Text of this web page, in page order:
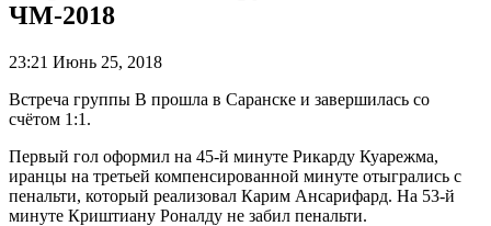
ЧМ-2018
23:21 Июнь 25, 2018
Встреча группы В прошла в Саранске и завершилась со
счётом 1:1.
Первый гол оформил на 45-й минуте Рикарду Куарежма,
иранцы на третьей компенсированной минуте отыгрались с
пенальти, который реализовал Карим Ансарифард. На 53-й
минуте Криштиану Роналду не забил пенальти.